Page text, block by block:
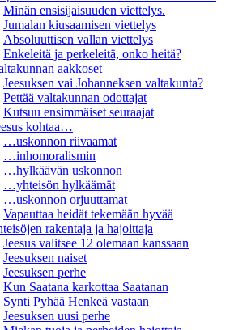
Minän ensisijaisuuden viettelys.
Jumalan kiusaamisen viettelys
Absoluuttisen vallan viettelys
Enkeleitä ja perkeleitä, onko heitä?
aakkoset
Jeesuksen vai Johanneksen valtakunta?
Pettää valtakunnan odottajat
Kutsuu ensimmäiset seuraajat
kohtaa…
…uskonnon riivaamat
…inhomoralismin
…hylkäävän uskonnon
…yhteisön hylkäämät
…uskonnon orjuuttamat
Vapauttaa heidät tekemään hyvää
rakentaja ja hajoittaja
Jeesus valitsee 12 olemaan kanssaan
Jeesuksen naiset
Jeesuksen perhe
Kun Saatana karkottaa Saatanan
Synti Pyhää Henkeä vastaan
Jeesuksen uusi perhe